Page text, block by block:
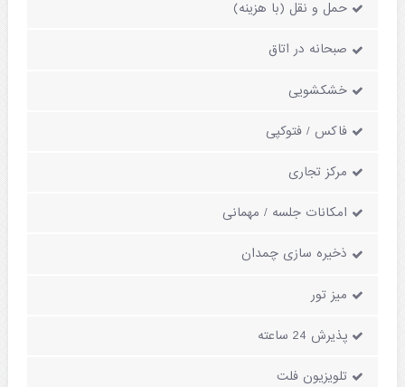
حمل و نقل (با هزینه)
صبحانه در اتاق
خشکشویی
فاکس / فتوکپی
مرکز تجاری
امکانات جلسه / مهمانی
ذخیره سازی چمدان
میز تور
پذیرش 24 ساعته
تلویزیون فلت